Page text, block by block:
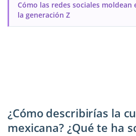
Cómo las redes sociales
la generación Z
¿Cómo describirías la
mexicana? ¿Qué te ha